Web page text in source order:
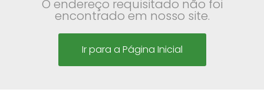
O endereço requisitado não foi
encontrado em nosso site.
Ir para a Página Inicial